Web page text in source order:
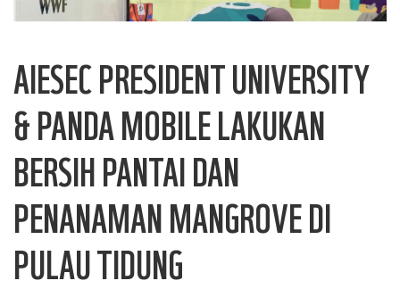
AIESEC PRESIDENT UNIVERSITY
& PANDA MOBILE LAKUKAN
BERSIH PANTAI DAN
PENANAMAN MANGROVE DI
PULAU TIDUNG